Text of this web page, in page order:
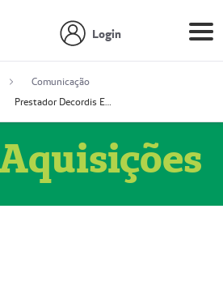
Login
Comunicação
Prestador Decordis Exames Cardiológicos LTDA (51004347-4)